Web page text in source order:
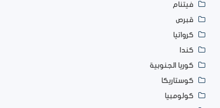
فيتنام
قبرص
كرواتيا
كندا
كوريا الجنوبية
كوستاريكا
كولومبيا